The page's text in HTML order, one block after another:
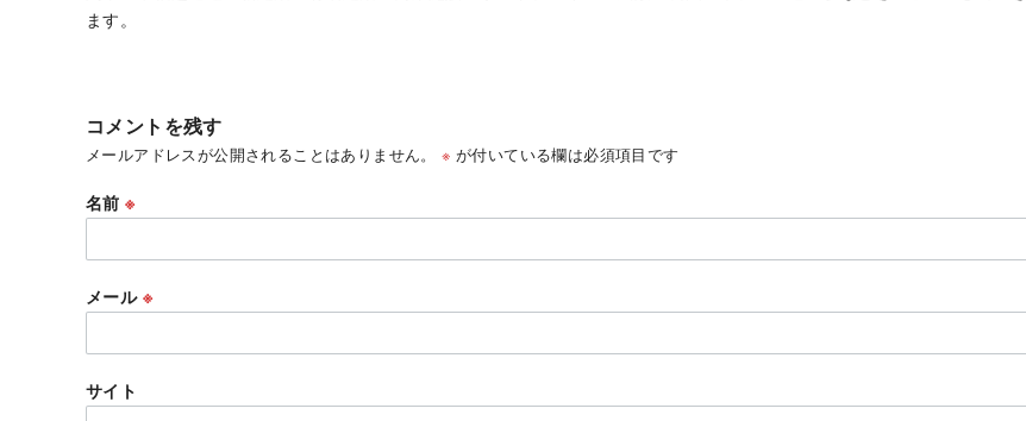
ます。
コメントを残す
メールアドレスが公開されることはありません。 ※ が付いている欄は必須項目です
名前※
メール ※
サイト